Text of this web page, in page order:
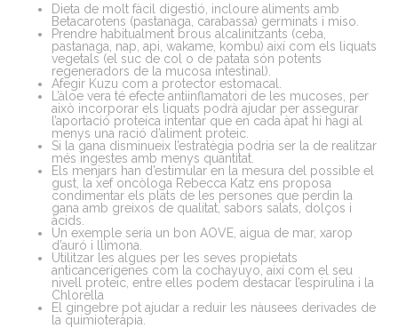
Dieta de molt fàcil digestió, incloure aliments amb
Betacarotens (pastanaga, carabassa) germinats i miso.
Prendre habitualment brous alcalinitzants (ceba,
pastanaga, nap, api, wakame, kombu) així com els liquats
vegetals (el suc de col o de patata són potents
regeneradors de la mucosa intestinal).
Afegir Kuzu com a protector estomacal.
L’àloe vera té efecte antiinflamatori de les mucoses, per
això incorporar els liquats podrà ajudar per assegurar
l’aportació proteica intentar que en cada àpat hi hagi al
menys una ració d’aliment proteic.
Si la gana disminueix l’estratègia podria ser la de realitzar
més ingestes amb menys quantitat.
Els menjars han d’estimular en la mesura del possible el
gust, la xef oncòloga Rebecca Katz ens proposa
condimentar els plats de les persones que perdin la
gana amb greixos de qualitat, sabors salats, dolços i
àcids.
Un exemple seria un bon AOVE, aigua de mar, xarop
d’auró i llimona.
Utilitzar les algues per les seves propietats
anticancerígenes com la cochayuyo, així com el seu
nivell proteic, entre elles podem destacar l’espirulina i la
Chlorella
El gingebre pot ajudar a reduir les nàusees derivades de
la quimioteràpia.